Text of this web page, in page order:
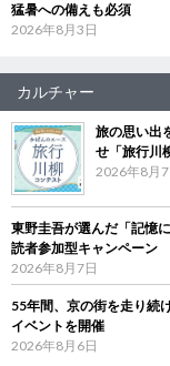
猛暑への備えも必須
2026年8月3日
カルチャー
旅の思い出
せ「旅行川
2026年8月7
東野圭吾が選んだ「記憶
読者参加型キャンペーン
2026年8月7日
55年間、京の街を走り続
イベントを開催
2026年8月6日